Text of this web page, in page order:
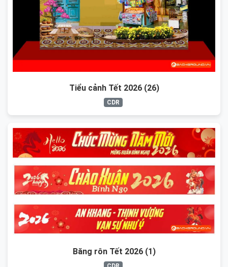
Tiểu cảnh Tết 2026 (26)
CDR
Băng rôn Tết 2026 (1)